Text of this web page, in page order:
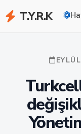
T.Y.R.K